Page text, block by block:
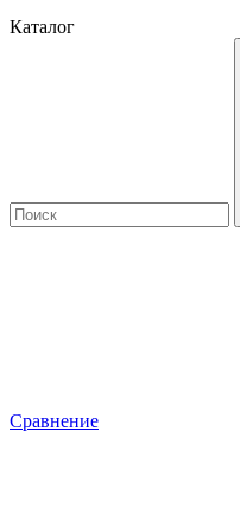
Каталог
Сравнение